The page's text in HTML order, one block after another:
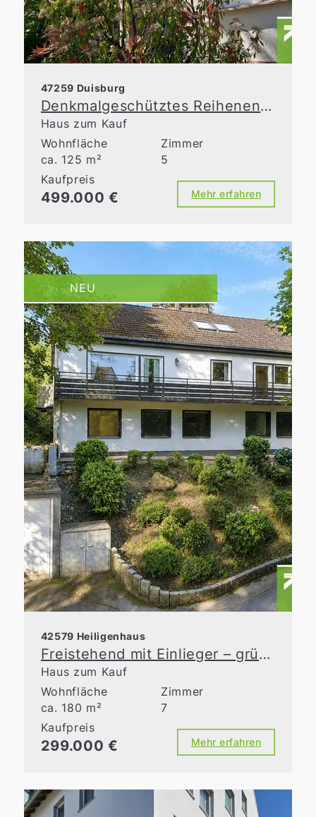
47259 Duisburg
Denkmalgeschütztes Reihenendhaus mit Charme, Garten und Top-Zustand
Haus zum Kauf
Wohnfläche
ca. 125 m²
Zimmer
5
Kaufpreis
499.000 € Mehr erfahren
NEU
42579 Heiligenhaus
Freistehend mit Einlieger – grüne Idylle in zentraler Lage
Haus zum Kauf
Wohnfläche
ca. 180 m²
Zimmer
7
Kaufpreis
299.000 € Mehr erfahren